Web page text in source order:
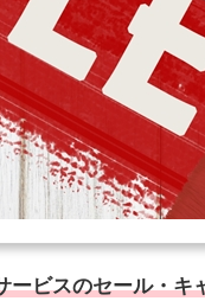
ビスのセール・